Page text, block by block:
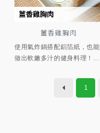
薑香雞胸肉
使用氣炸鍋搭配鋁箔紙，也能
做出軟嫩多汁的健身料理！...
1